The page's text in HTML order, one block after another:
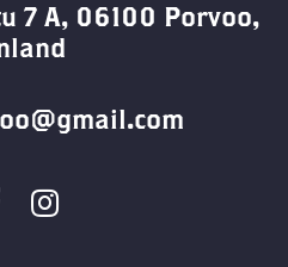
7 A, 06100 Porvoo,